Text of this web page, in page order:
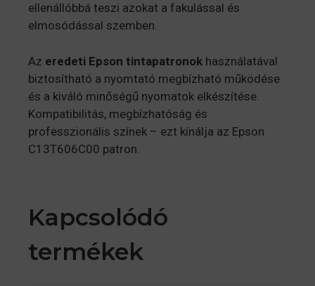
ellenállóbbá teszi azokat a fakulással és
elmosódással szemben.
Az eredeti Epson tintapatronok használatával
biztosítható a nyomtató megbízható működése
és a kiváló minőségű nyomatok elkészítése.
Kompatibilitás, megbízhatóság és
professzionális színek – ezt kínálja az Epson
C13T606C00 patron.
Kapcsolódó
termékek